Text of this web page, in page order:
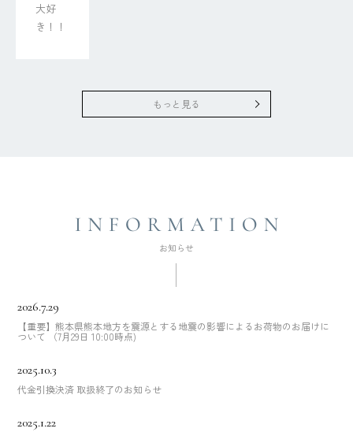
大好
き！！
もっと見る
2026.7.29
【重要】熊本県熊本地方を震源とする地震の影響によるお荷物のお届けに
ついて （7月29日 10:00時点)
2025.10.3
代金引換決済 取扱終了のお知らせ
2025.1.22